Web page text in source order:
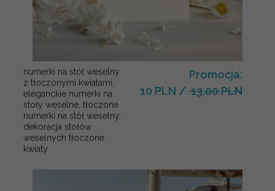
numerki na stół weselny
z tłoczonymi kwiatami,
eleganckie numerki na
stoły weselne, tłoczone
numerki na stół weselny,
dekoracja stołów
weselnych tłoczone
kwiaty
Promocja:
10 PLN / 13.00 PLN